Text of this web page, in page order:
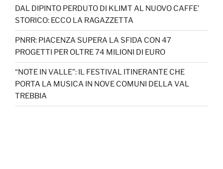
DAL DIPINTO PERDUTO DI KLIMT AL NUOVO CAFFE’
STORICO: ECCO LA RAGAZZETTA
PNRR: PIACENZA SUPERA LA SFIDA CON 47
PROGETTI PER OLTRE 74 MILIONI DI EURO
“NOTE IN VALLE”: IL FESTIVAL ITINERANTE CHE
PORTA LA MUSICA IN NOVE COMUNI DELLA VAL
TREBBIA